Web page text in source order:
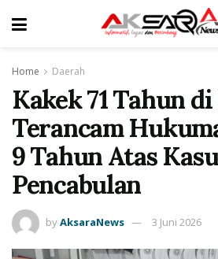
Home Daerah
Kakek 71 Tahun
Terancam
9 Tahun Atas
Pencabulan
byAksaraNews 3 Juni 2026